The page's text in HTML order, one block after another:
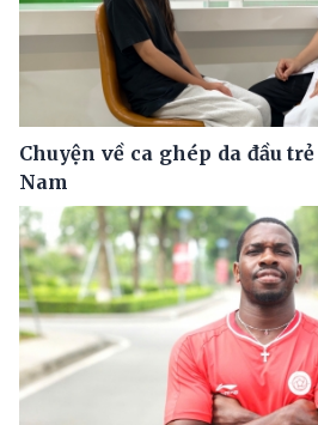
Chuyện về ca ghép da đầu
Nam